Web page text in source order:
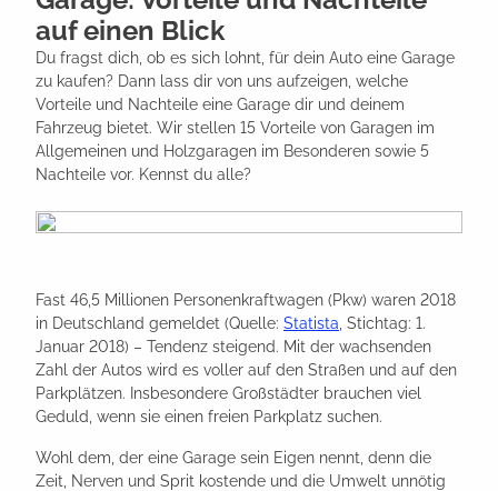
auf einen Blick
Du fragst dich, ob es sich lohnt, für dein Auto eine Garage
zu kaufen? Dann lass dir von uns aufzeigen, welche
Vorteile und Nachteile eine Garage dir und deinem
Fahrzeug bietet. Wir stellen 15 Vorteile von Garagen im
Allgemeinen und Holzgaragen im Besonderen sowie 5
Nachteile vor. Kennst du alle?
Fast 46,5 Millionen Personenkraftwagen (Pkw) waren 2018
in Deutschland gemeldet (Quelle: Statista , Stichtag: 1.
Januar 2018) – Tendenz steigend. Mit der wachsenden
Zahl der Autos wird es voller auf den Straßen und auf den
Parkplätzen. Insbesondere Großstädter brauchen viel
Geduld, wenn sie einen freien Parkplatz suchen.
Wohl dem, der eine Garage sein Eigen nennt, denn die
Zeit, Nerven und Sprit kostende und die Umwelt unnötig